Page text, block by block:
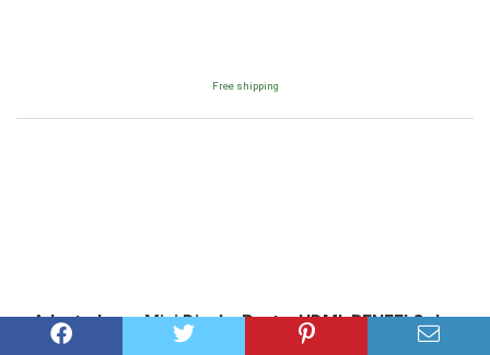
Free shipping
Adaptadores Mini DisplayPort a HDMI, BENFEI Color